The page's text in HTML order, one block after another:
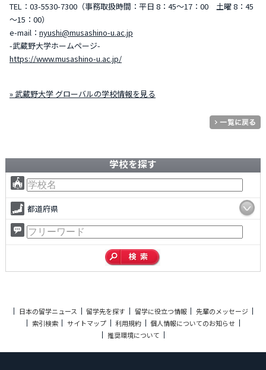
TEL：03-5530-7300（事務取扱時間：平日 8：45～17：00 土曜 8：45
～15：00）
e-mail： nyushi@musashino-u.ac.jp
-武蔵野大学ホームページ-
https://www.musashino-u.ac.jp/
» 武蔵野大学 グローバルの学校情報を見る
学校を探す
都道府県
日本の留学ニュース 留学先を探す 留学に役立つ情報
先輩のメッセージ
索引検索
サイトマップ 利用規約
個人情報についてのお知らせ
推奨環境について